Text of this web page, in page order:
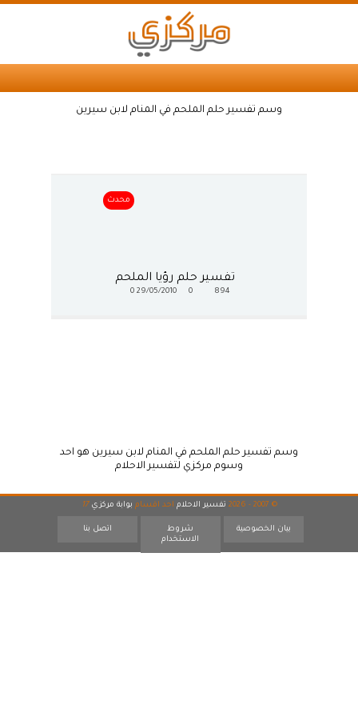
وسم تفسير حلم الملحم في المنام لابن سيرين
محدث
تفسير حلم رؤيا الملحم
894
0
29/05/2010
0
وسم تفسير حلم الملحم في المنام لابن سيرين هو احد
وسوم مركزي لتفسير الاحلام
© 2007 - 2026 تفسير الاحلام احد اقسام بوابة مركزي 17
بيان الخصوصية
شروط
الاستخدام
اتصل بنا